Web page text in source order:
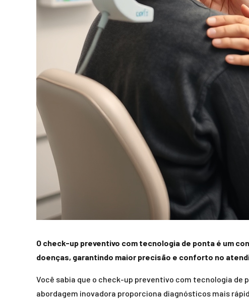
O check-up preventivo com tecnologia de ponta é um
doenças, garantindo maior precisão e conforto no
Você sabia que o check-up preventivo com tecnologia de
abordagem inovadora proporciona diagnósticos mais